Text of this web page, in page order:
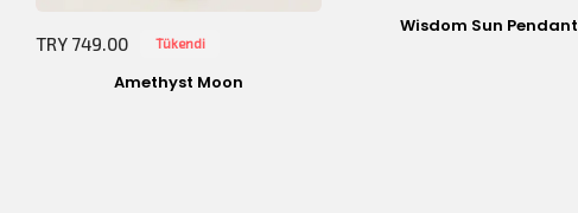
TRY 749.00 Tükendi
Amethyst Moon
Wisdom Sun Pendant